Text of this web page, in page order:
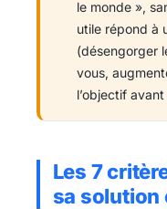
le monde »,
utile répond à
(désengorger
vous,
l’objectif
Les 7
sa solution